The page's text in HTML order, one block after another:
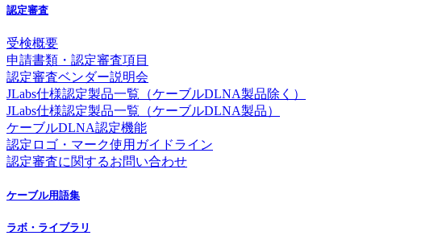
認定審査
受検概要
申請書類・認定審査項目
認定審査ベンダー説明会
JLabs仕様認定製品一覧（ケーブルDLNA製品除く）
JLabs仕様認定製品一覧（ケーブルDLNA製品）
ケーブルDLNA認定機能
認定ロゴ・マーク使用ガイドライン
認定審査に関するお問い合わせ
ケーブル用語集
ラボ・ライブラリ